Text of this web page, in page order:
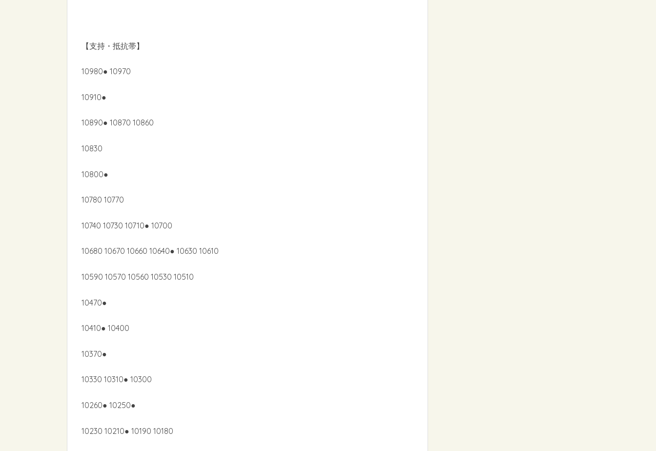
【支持・抵抗帯】
10980● 10970
10910●
10890● 10870 10860
10830
10800●
10780 10770
10740 10730 10710● 10700
10680 10670 10660 10640● 10630 10610
10590 10570 10560 10530 10510
10470●
10410● 10400
10370●
10330 10310● 10300
10260● 10250●
10230 10210● 10190 10180